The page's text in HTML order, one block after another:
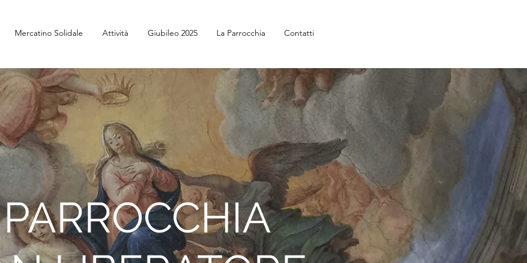
Mercatino Solidale Attività Giubileo 2025 La Parrocchia Contatti